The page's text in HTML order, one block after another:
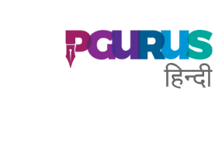
PGurus
Hindi